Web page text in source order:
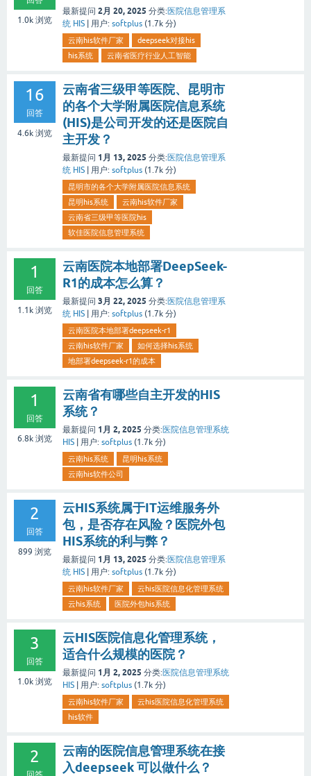
1.0k 浏览
最新提问 2月 20, 2025 分类:医院信息管理系
统 HIS
用户: softplus (1.7k 分)
云南his软件厂家
deepseek对接his
his系统
云南省医疗行业人工智能
16
回答
4.6k 浏览
云南省三级甲等医院、昆明市
的各个大学附属医院信息系统
(HIS)是公司开发的还是医院自
主开发？
最新提问 1月 13, 2025 分类:医院信息管理系
统 HIS
用户: softplus (1.7k 分)
昆明市的各个大学附属医院信息系统
昆明his系统
云南his软件厂家
云南省三级甲等医院his
软佳医院信息管理系统
1
回答
1.1k 浏览
云南医院本地部署DeepSeek-
R1的成本怎么算？
最新提问 3月 22, 2025 分类:医院信息管理系
统 HIS
用户: softplus (1.7k 分)
云南医院本地部署deepseek-r1
云南his软件厂家
如何选择his系统
地部署deepseek-r1的成本
1
回答
6.8k 浏览
云南省有哪些自主开发的HIS
系统？
最新提问 1月 2, 2025 分类:医院信息管理系统
HIS
用户: softplus (1.7k 分)
云南his系统
昆明his系统
云南his软件公司
2
回答
899 浏览
云HIS系统属于IT运维服务外
包，是否存在风险？医院外包
HIS系统的利与弊？
最新提问 1月 13, 2025 分类:医院信息管理系
统 HIS
用户: softplus (1.7k 分)
云南his软件厂家
云his医院信息化管理系统
云his系统
医院外包his系统
3
回答
1.0k 浏览
云HIS医院信息化管理系统，
适合什么规模的医院？
最新提问 1月 2, 2025 分类:医院信息管理系统
HIS
用户: softplus (1.7k 分)
云南his软件厂家
云his医院信息化管理系统
his软件
2
云南的医院信息管理系统在接
入deepseek 可以做什么？